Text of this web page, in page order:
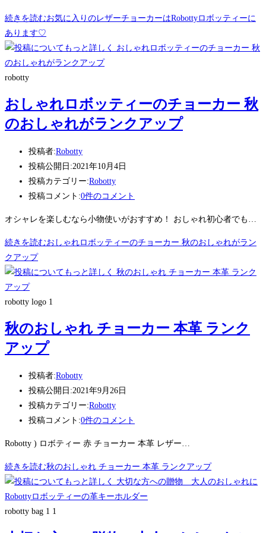
続きを読むお気に入りのレザーチョーカーはRobottyロボッティーに
あります♡
robotty
おしゃれロボッティーのチョーカー 秋
のおしゃれがランクアップ
投稿者:Robotty
投稿公開日:2021年10月4日
投稿カテゴリー:Robotty
投稿コメント:0件のコメント
オシャレを楽しむなら小物使いがおすすめ！ おしゃれ初心者でも…
続きを読むおしゃれロボッティーのチョーカー 秋のおしゃれがラン
クアップ
robotty logo 1
秋のおしゃれ チョーカー 本革 ランク
アップ
投稿者:Robotty
投稿公開日:2021年9月26日
投稿カテゴリー:Robotty
投稿コメント:0件のコメント
Robotty ) ロボティー 赤 チョーカー 本革 レザー…
続きを読む秋のおしゃれ チョーカー 本革 ランクアップ
robotty bag 1 1